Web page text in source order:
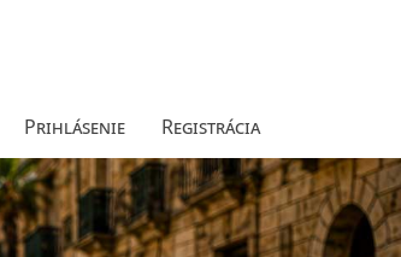
Prihlásenie Registrácia